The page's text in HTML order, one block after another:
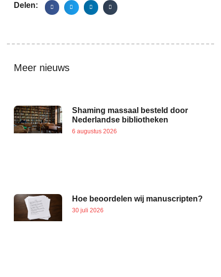
Delen:
Meer nieuws
Shaming massaal besteld door
Nederlandse bibliotheken
6 augustus 2026
Hoe beoordelen wij manuscripten?
30 juli 2026